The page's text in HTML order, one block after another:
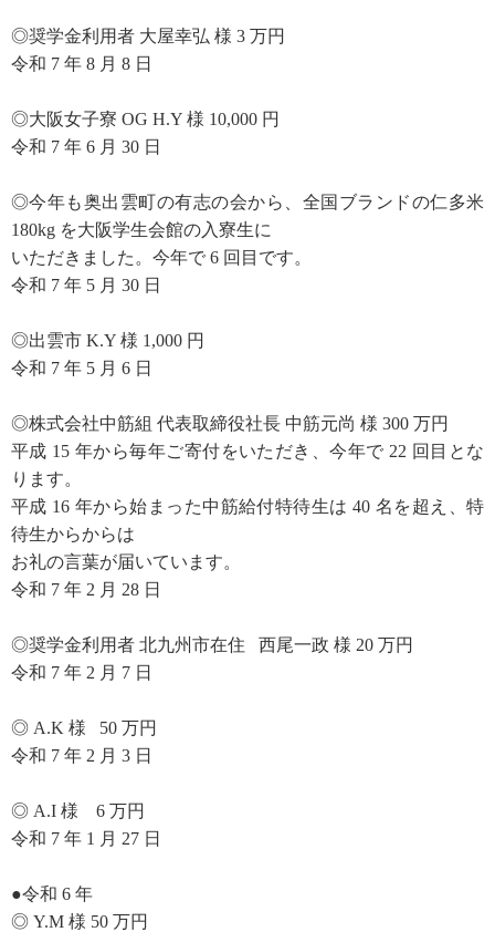
◎奨学金利用者 大屋幸弘 様 3 万円
令和 7 年 8 月 8 日
◎大阪女子寮 OG H.Y 様 10,000 円
令和 7 年 6 月 30 日
◎今年も奥出雲町の有志の会から、全国ブランドの仁多米
180kg を大阪学生会館の入寮生に
いただきました。今年で 6 回目です。
令和 7 年 5 月 30 日
◎出雲市 K.Y 様 1,000 円
令和 7 年 5 月 6 日
◎株式会社中筋組 代表取締役社長 中筋元尚 様 300 万円
平成 15 年から毎年ご寄付をいただき、今年で 22 回目とな
ります。
平成 16 年から始まった中筋給付特待生は 40 名を超え、特
待生からからは
お礼の言葉が届いています。
令和 7 年 2 月 28 日
◎奨学金利用者 北九州市在住 西尾一政 様 20 万円
令和 7 年 2 月 7 日
◎ A.K 様 50 万円
令和 7 年 2 月 3 日
◎ A.I 様 6 万円
令和 7 年 1 月 27 日
●令和 6 年
◎ Y.M 様 50 万円